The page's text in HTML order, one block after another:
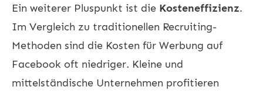
Ein weiterer Pluspunkt ist die Kosteneffizienz.
Im Vergleich zu traditionellen Recruiting-
Methoden sind die Kosten für Werbung auf
Facebook oft niedriger. Kleine und
mittelständische Unternehmen profitieren